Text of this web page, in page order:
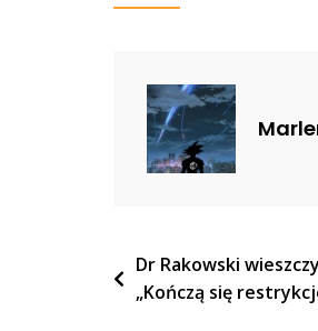
Nawigacja
wpisu
Dr Rakowski
„Kończą się